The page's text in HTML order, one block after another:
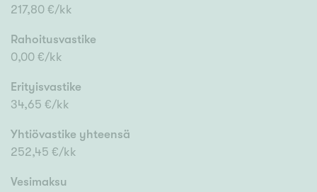
217,80 €/kk
Rahoitusvastike
0,00 €/kk
Erityisvastike
34,65 €/kk
Yhtiövastike yhteensä
252,45 €/kk
Vesimaksu